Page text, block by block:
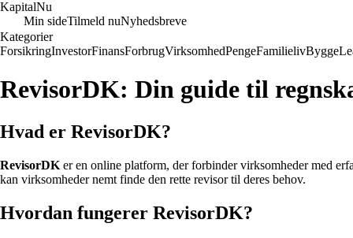
KapitalNu
Min sideTilmeld nuNyhedsbreve
Kategorier
ForsikringInvestorFinansForbrugVirksomhedPengeFamilielivBygge
RevisorDK: Din guide til
Hvad er RevisorDK?
RevisorDK er en online platform, der forbinder virksomheder med
kan virksomheder nemt finde den rette revisor til deres behov.
Hvordan fungerer RevisorDK?